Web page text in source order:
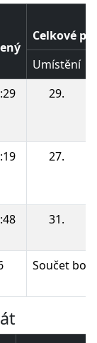
Celkové
Umístění
29.
27.
31.
Součet